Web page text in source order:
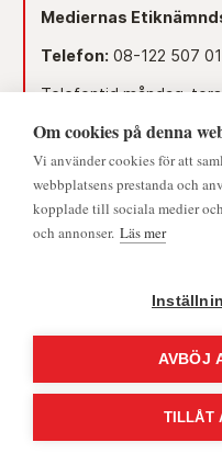
Mediernas
Telefon: 08-122 507 01
Telefontid måndag-
Dag före röd dag
Lunchstängt
Mejl:
Om cookies på denna
Vi använder cookies för att
webbplatsens prestanda och
kopplade till sociala medier
och annonser. Läs mer
AVBÖJ
TILLÅT